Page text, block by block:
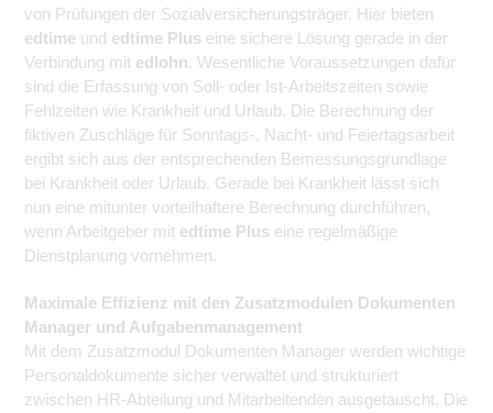
von Prüfungen der Sozialversicherungsträger. Hier bieten
edtime und edtime Plus eine sichere Lösung gerade in der
Verbindung mit edlohn. Wesentliche Voraussetzungen dafür
sind die Erfassung von Soll- oder Ist-Arbeitszeiten sowie
Fehlzeiten wie Krankheit und Urlaub. Die Berechnung der
fiktiven Zuschläge für Sonntags-, Nacht- und Feiertagsarbeit
ergibt sich aus der entsprechenden Bemessungsgrundlage
bei Krankheit oder Urlaub. Gerade bei Krankheit lässt sich
nun eine mitunter vorteilhaftere Berechnung durchführen,
wenn Arbeitgeber mit edtime Plus eine regelmäßige
Dienstplanung vornehmen.
Maximale Effizienz mit den Zusatzmodulen Dokumenten
Manager und Aufgabenmanagement
Mit dem Zusatzmodul Dokumenten Manager werden wichtige
Personaldokumente sicher verwaltet und strukturiert
zwischen HR-Abteilung und Mitarbeitenden ausgetauscht. Die